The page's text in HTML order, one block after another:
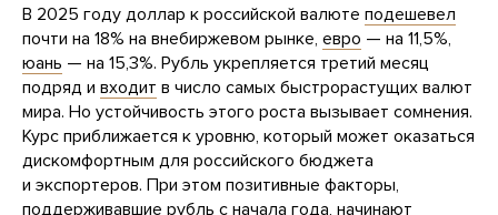
В 2025 году доллар к российской валюте подешевел
почти на 18% на внебиржевом рынке, евро — на 11,5%,
юань — на 15,3%. Рубль укрепляется третий месяц
подряд и входит в число самых быстрорастущих валют
мира. Но устойчивость этого роста вызывает сомнения.
Курс приближается к уровню, который может оказаться
дискомфортным для российского бюджета
и экспортеров. При этом позитивные факторы,
поддерживавшие рубль с начала года, начинают